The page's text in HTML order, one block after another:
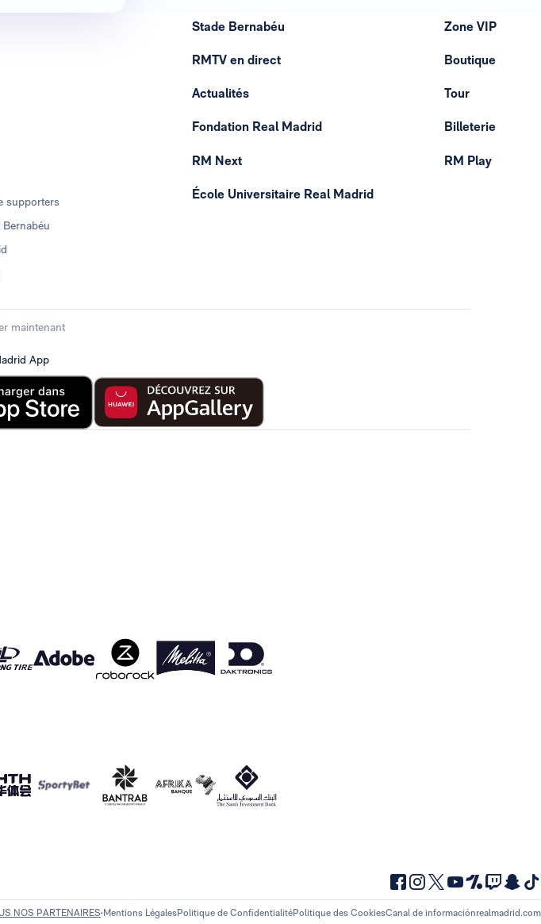
supporters
Stade Bernabéu
RMTV en direct
Actualités
Fondation Real Madrid
RM Next
École Universitaire Real Madrid
Zone VIP
Boutique
Tour
Billeterie
RM Play
maintenant
App
NOS PARTENAIRES Mentions LégalesPolitique de ConfidentialitéPolitique des CookiesCanal de informaciónrealmadrid.com